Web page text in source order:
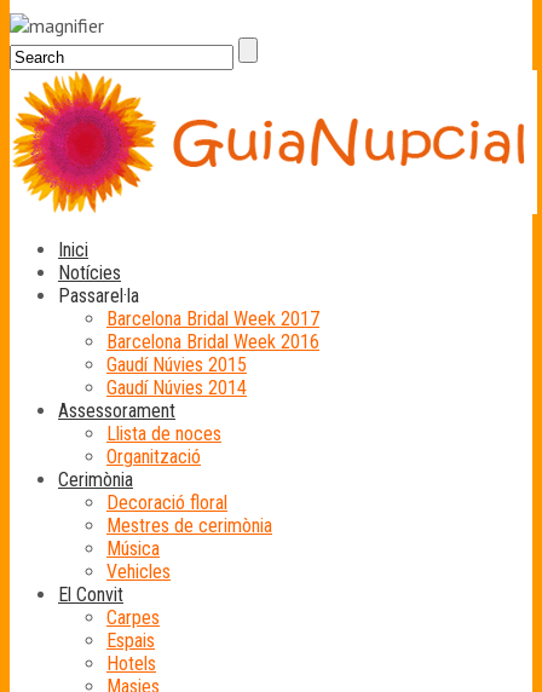
Inici
Notícies
Passarel·la
Barcelona Bridal Week 2017
Barcelona Bridal Week 2016
Gaudí Núvies 2015
Gaudí Núvies 2014
Assessorament
Llista de noces
Organització
Cerimònia
Decoració floral
Mestres de cerimònia
Música
Vehicles
El Convit
Carpes
Espais
Hotels
Masies